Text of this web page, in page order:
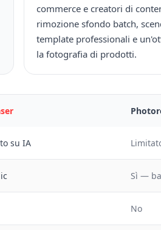
commerce e creatori di
rimozione sfondo batch,
template professionali e
la fotografia di prodotti.
su IA
Sì —
No